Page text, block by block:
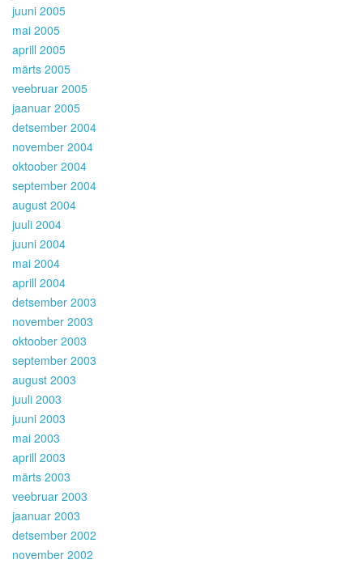
juuni 2005
mai 2005
aprill 2005
märts 2005
veebruar 2005
jaanuar 2005
detsember 2004
november 2004
oktoober 2004
september 2004
august 2004
juuli 2004
juuni 2004
mai 2004
aprill 2004
detsember 2003
november 2003
oktoober 2003
september 2003
august 2003
juuli 2003
juuni 2003
mai 2003
aprill 2003
märts 2003
veebruar 2003
jaanuar 2003
detsember 2002
november 2002